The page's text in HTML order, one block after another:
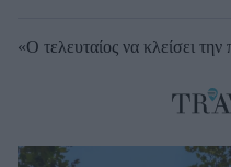
«Ο τελευταίος να κλείσει